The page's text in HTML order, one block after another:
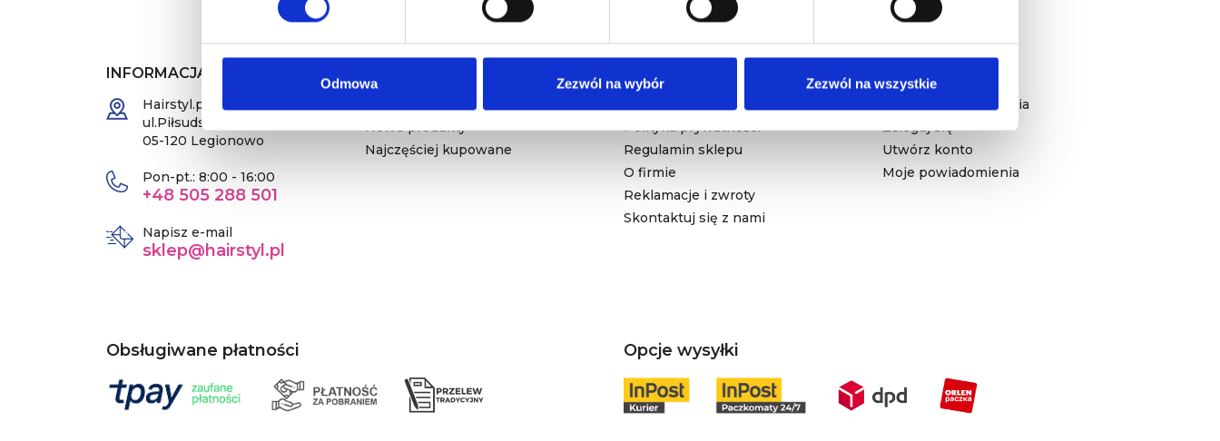
Odmowa Zezwól na wybór Zezwól na wszystkie
INFORMACJA O SKLEPIE
Hairstyl.pl
ul.Piłsudskiego 49
05-120 Legionowo
Pon-pt.: 8:00 - 16:00
+48 505 288 501
Napisz e-mail
sklep@hairstyl.pl
Nowe produkty
Najczęściej kupowane
NASZA FIRMA
Dostawa i płatność
Polityka prywatności
Regulamin sklepu
O firmie
Reklamacje i zwroty
Skontaktuj się z nami
Śledzenie zamówienia
Zaloguj się
Utwórz konto
Moje powiadomienia
Obsługiwane płatności Opcje wysyłki